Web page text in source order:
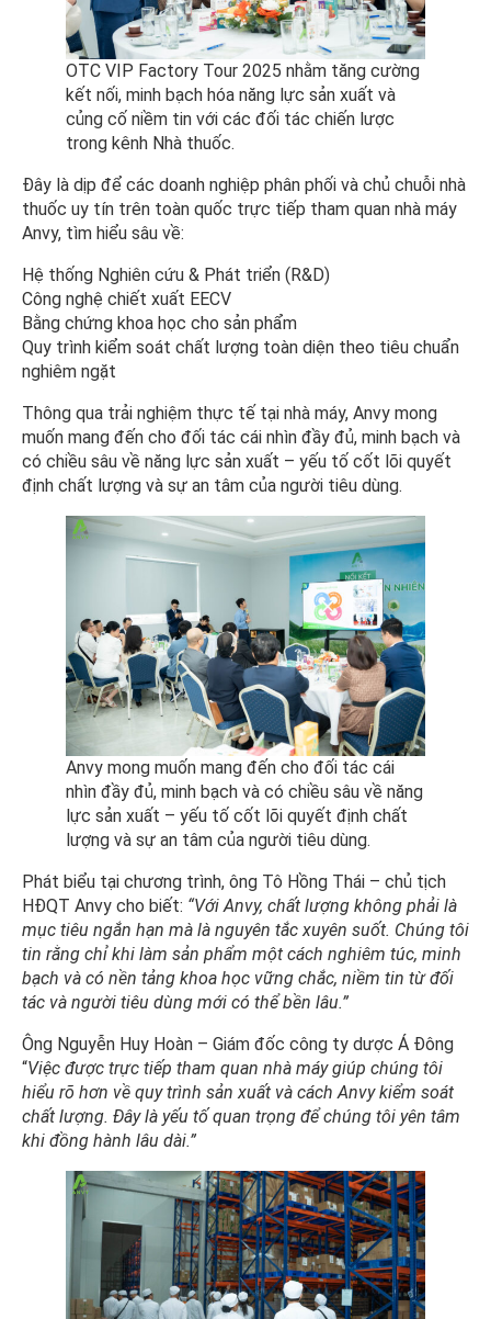
OTC VIP Factory Tour 2025 nhằm tăng cường
kết nối, minh bạch hóa năng lực sản xuất và
củng cố niềm tin với các đối tác chiến lược
trong kênh Nhà thuốc.
Đây là dịp để các doanh nghiệp phân phối và chủ chuỗi nhà
thuốc uy tín trên toàn quốc trực tiếp tham quan nhà máy
Anvy, tìm hiểu sâu về:
Hệ thống Nghiên cứu & Phát triển (R&D)
Công nghệ chiết xuất EECV
Bằng chứng khoa học cho sản phẩm
Quy trình kiểm soát chất lượng toàn diện theo tiêu chuẩn
nghiêm ngặt
Thông qua trải nghiệm thực tế tại nhà máy, Anvy mong
muốn mang đến cho đối tác cái nhìn đầy đủ, minh bạch và
có chiều sâu về năng lực sản xuất – yếu tố cốt lõi quyết
định chất lượng và sự an tâm của người tiêu dùng.
Anvy mong muốn mang đến cho đối tác cái
nhìn đầy đủ, minh bạch và có chiều sâu về năng
lực sản xuất – yếu tố cốt lõi quyết định chất
lượng và sự an tâm của người tiêu dùng.
Phát biểu tại chương trình, ông Tô Hồng Thái – chủ tịch
HĐQT Anvy cho biết: “Với Anvy, chất lượng không phải là
mục tiêu ngắn hạn mà là nguyên tắc xuyên suốt. Chúng tôi
tin rằng chỉ khi làm sản phẩm một cách nghiêm túc, minh
bạch và có nền tảng khoa học vững chắc, niềm tin từ đối
tác và người tiêu dùng mới có thể bền lâu.”
Ông Nguyễn Huy Hoàn – Giám đốc công ty dược Á Đông
“Việc được trực tiếp tham quan nhà máy giúp chúng tôi
hiểu rõ hơn về quy trình sản xuất và cách Anvy kiểm soát
chất lượng. Đây là yếu tố quan trọng để chúng tôi yên tâm
khi đồng hành lâu dài.”